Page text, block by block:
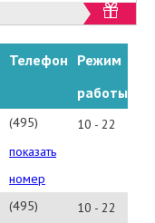
Телефон Режим
работы
(495)
238-
0769
показать
номер
10 - 22
(495)
10 - 22